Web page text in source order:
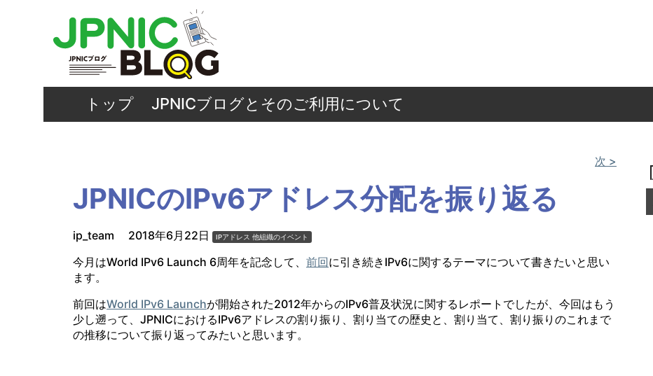
トップ JPNICブログとそのご利用について
次 >
JPNICのIPv6アドレス分配を振り返る
ip_team 2018年6月22日 IPアドレス 他組織のイベント
今月はWorld IPv6 Launch 6周年を記念して、 前回に引き続きIPv6に関するテーマについて書きたいと思い
ます。
前回はWorld IPv6 Launchが開始された2012年からのIPv6普及状況に関するレポートでしたが、今回はもう
少し遡って、JPNICにおけるIPv6アドレスの割り振り、割り当ての歴史と、割り当て、割り振りのこれまで
の推移について振り返ってみたいと思います。